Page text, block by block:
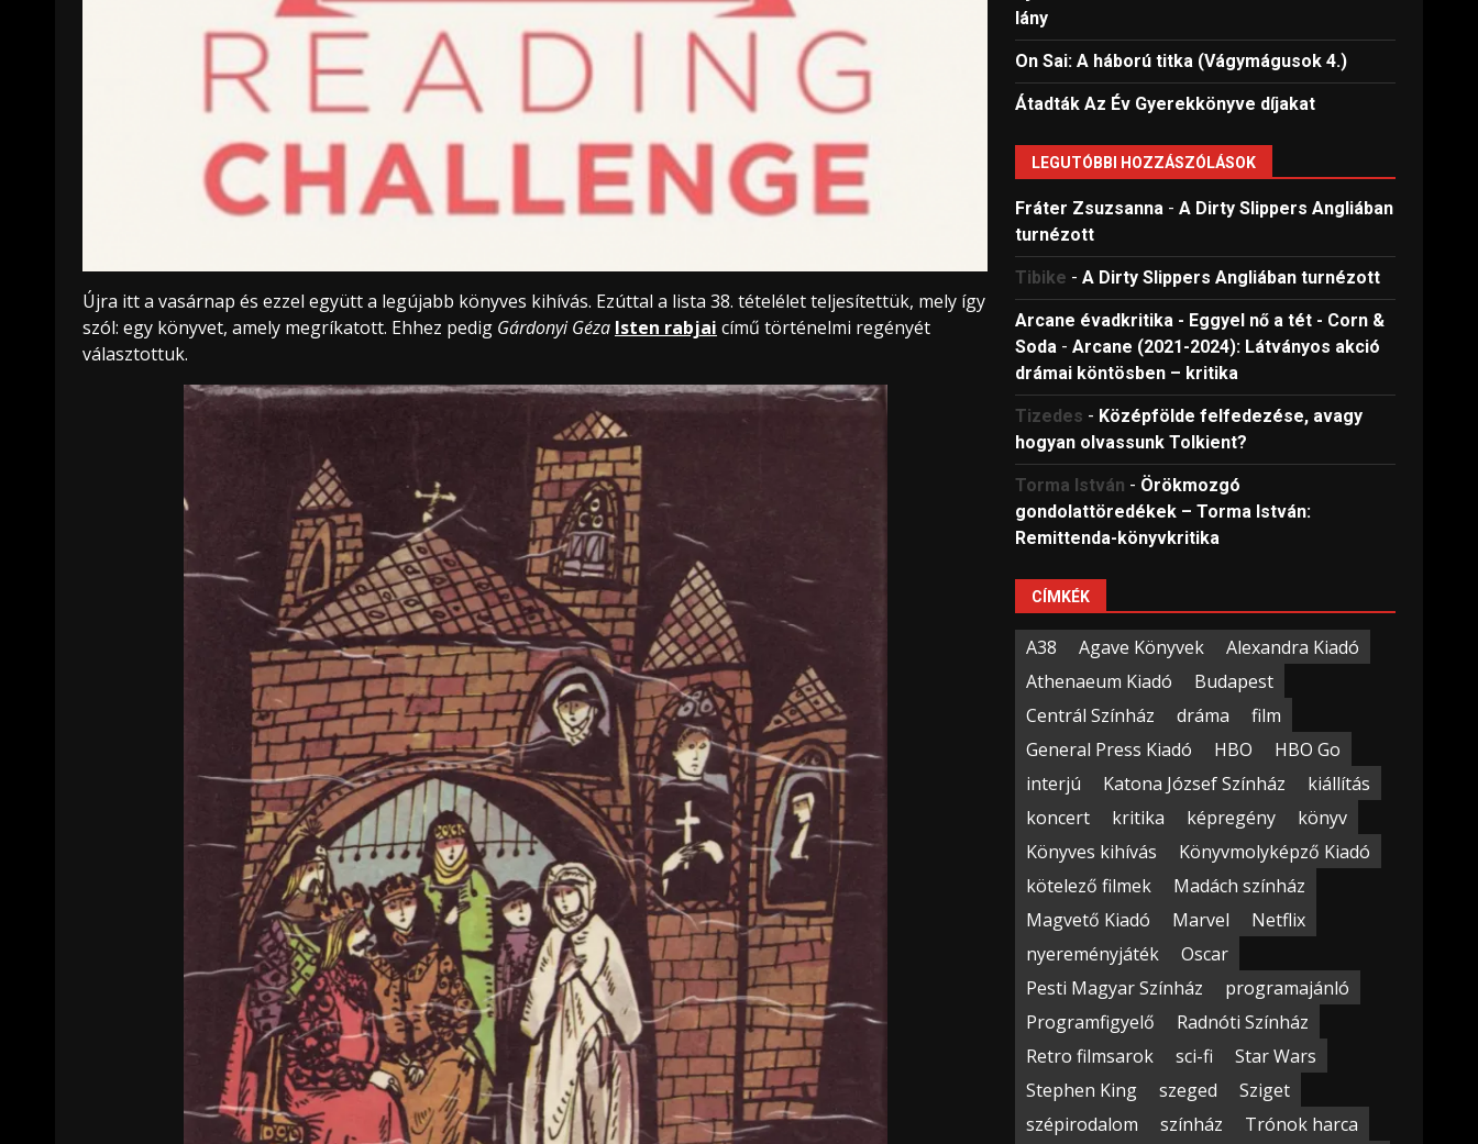
Újra itt a vasárnap és ezzel együtt a legújabb könyves kihívás. Ezúttal a lista 38. tételélet teljesítettük, mely így
szól: egy könyvet, amely megríkatott. Ehhez pedig Gárdonyi Géza Isten rabjai című történelmi regényét
választottuk.
lány
On Sai: A ​háború titka (Vágymágusok 4.)
Átadták Az Év Gyerekkönyve díjakat
LEGUTÓBBI HOZZÁSZÓLÁSOK
Fráter Zsuzsanna -A Dirty Slippers Angliában
turnézott
Tibike -A Dirty Slippers Angliában turnézott
Arcane évadkritika - Eggyel nő a tét - Corn &
Soda -Arcane (2021-2024): Látványos akció
drámai köntösben – kritika
Tizedes - Középfölde felfedezése, avagy
hogyan olvassunk Tolkient?
Torma István - Örökmozgó
gondolattöredékek – Torma István:
Remittenda-könyvkritika
CÍMKÉK
A38 Agave Könyvek
Alexandra Kiadó
Athenaeum Kiadó
Budapest
Centrál Színház
dráma
film
General Press Kiadó
HBO
HBO Go
interjú
Katona József Színház
kiállítás
koncert
kritika képregény
könyv
Könyves kihívás
Könyvmolyképző Kiadó
kötelező filmek
Madách színház
Magvető Kiadó
Marvel
Netflix
nyereményjáték
Oscar
Pesti Magyar Színház
programajánló
Programfigyelő
Radnóti Színház
Retro filmsarok
sci-fi
Star Wars
Stephen King
szeged
Sziget
szépirodalom
színház
Trónok harca